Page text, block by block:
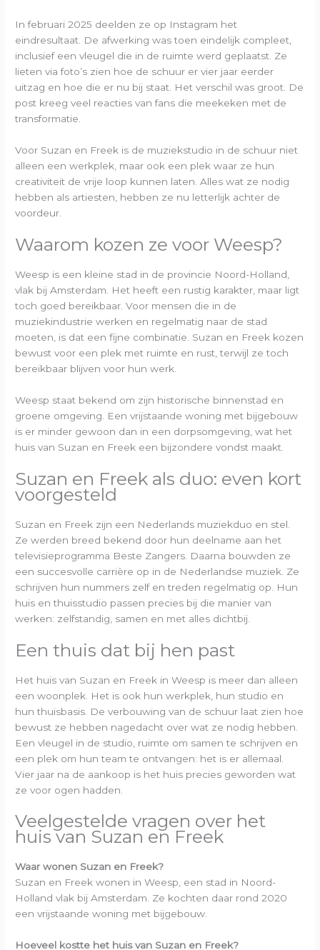
In februari 2025 deelden ze op Instagram het
eindresultaat. De afwerking was toen eindelijk compleet,
inclusief een vleugel die in de ruimte werd geplaatst. Ze
lieten via foto’s zien hoe de schuur er vier jaar eerder
uitzag en hoe die er nu bij staat. Het verschil was groot. De
post kreeg veel reacties van fans die meekeken met de
transformatie.
Voor Suzan en Freek is de muziekstudio in de schuur niet
alleen een werkplek, maar ook een plek waar ze hun
creativiteit de vrije loop kunnen laten. Alles wat ze nodig
hebben als artiesten, hebben ze nu letterlijk achter de
voordeur.
Waarom kozen ze voor Weesp?
Weesp is een kleine stad in de provincie Noord-Holland,
vlak bij Amsterdam. Het heeft een rustig karakter, maar ligt
toch goed bereikbaar. Voor mensen die in de
muziekindustrie werken en regelmatig naar de stad
moeten, is dat een fijne combinatie. Suzan en Freek kozen
bewust voor een plek met ruimte en rust, terwijl ze toch
bereikbaar blijven voor hun werk.
Weesp staat bekend om zijn historische binnenstad en
groene omgeving. Een vrijstaande woning met bijgebouw
is er minder gewoon dan in een dorpsomgeving, wat het
huis van Suzan en Freek een bijzondere vondst maakt.
Suzan en Freek als duo: even kort
voorgesteld
Suzan en Freek zijn een Nederlands muziekduo en stel.
Ze werden breed bekend door hun deelname aan het
televisieprogramma Beste Zangers. Daarna bouwden ze
een succesvolle carrière op in de Nederlandse muziek. Ze
schrijven hun nummers zelf en treden regelmatig op. Hun
huis en thuisstudio passen precies bij die manier van
werken: zelfstandig, samen en met alles dichtbij.
Een thuis dat bij hen past
Het huis van Suzan en Freek in Weesp is meer dan alleen
een woonplek. Het is ook hun werkplek, hun studio en
hun thuisbasis. De verbouwing van de schuur laat zien hoe
bewust ze hebben nagedacht over wat ze nodig hebben.
Een vleugel in de studio, ruimte om samen te schrijven en
een plek om hun team te ontvangen: het is er allemaal.
Vier jaar na de aankoop is het huis precies geworden wat
ze voor ogen hadden.
Veelgestelde vragen over het
huis van Suzan en Freek
Waar wonen Suzan en Freek?
Suzan en Freek wonen in Weesp, een stad in Noord-
Holland vlak bij Amsterdam. Ze kochten daar rond 2020
een vrijstaande woning met bijgebouw.
Hoeveel kostte het huis van Suzan en Freek?